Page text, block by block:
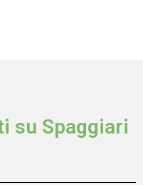
su Spaggiari